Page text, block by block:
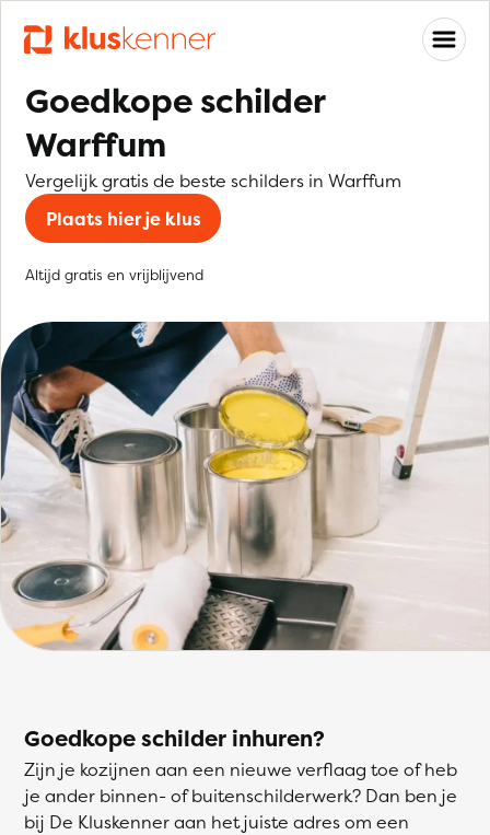
Goedkope schilder
Warffum
Vergelijk gratis de beste schilders in Warffum
Plaats hier je klus
Altijd gratis en vrijblijvend
Goedkope schilder inhuren?
Zijn je kozijnen aan een nieuwe verflaag toe of heb
je ander binnen- of buitenschilderwerk? Dan ben je
bij De Kluskenner aan het juiste adres om een